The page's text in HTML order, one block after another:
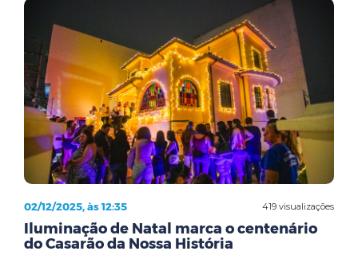
419 visualizações
02/12/2025, às 12:35
Iluminação de Natal marca o centenário
do Casarão da Nossa História